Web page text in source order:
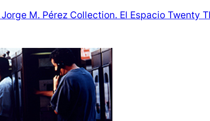
M. Pérez Collection. El Espacio Twenty